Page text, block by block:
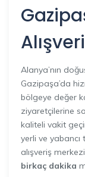
Alanya’nın
Gazipaşa’da
bölgeye değer
ziyaretçilerine
kaliteli vakit
yerli ve
alışveriş merkezi,
birkaç dakika